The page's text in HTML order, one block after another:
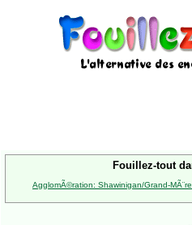
Fouillez-tout
AgglomÃ©ration: Shawinigan/Grand-MÃ¨re